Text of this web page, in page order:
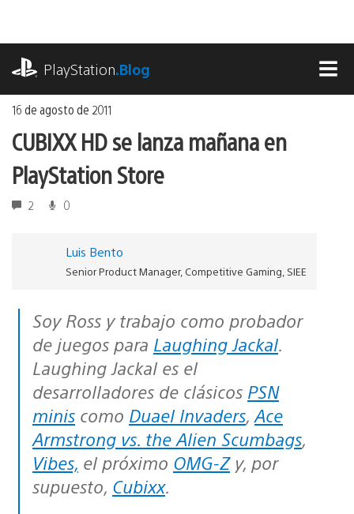
contenido
PlayStation.Blog
16 de agosto de 2011
CUBIXX HD se lanza mañana en
PlayStation Store
2 0
Luis Bento
Senior Product Manager, Competitive Gaming, SIEE
Soy Ross y trabajo como probador
de juegos para Laughing Jackal.
Laughing Jackal es el
desarrolladores de clásicos PSN
minis como Duael Invaders, Ace
Armstrong vs. the Alien Scumbags,
Vibes, el próximo OMG-Zy, por
supuesto, Cubixx.